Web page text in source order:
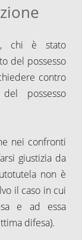
chi è stato
del possesso
contro
possesso
nei confronti
giustizia da
non è
il caso in cui
e ad essa
difesa).